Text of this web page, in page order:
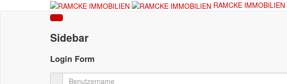
RAMCKE IMMOBILIEN
Sidebar
Login Form